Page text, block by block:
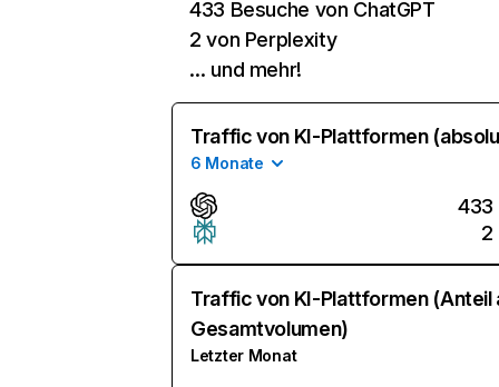
433 Besuche von ChatGPT
2 von Perplexity
… und mehr!
Traffic von KI-Plattformen
6 Monate
433
2
Traffic von KI-Plattformen (Anteil
Gesamtvolumen)
Letzter Monat